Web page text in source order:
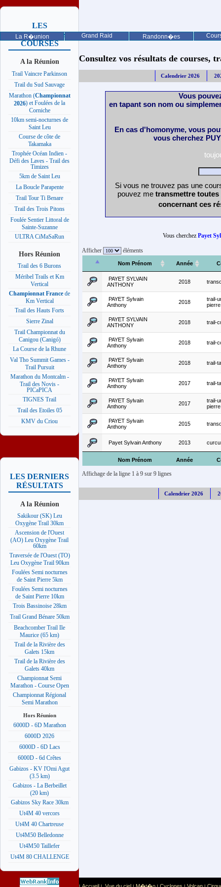
La R�union Grand Raid Randonn�es
LES
PROCHAINES
COURSES
A la Réunion
Trail Vaincre Parkinson
Trail du Sud Sauvage
Marathon (Championnat
2026) et Foulées de la
Corniche
10km semi-nocturnes de
Saint Leu
Course de côte de
Takamaka
Trophée Océan Indien -
Défi des Laves - Trail des
Timizes
5km de Saint Leu
La Boucle Parapente
Trail Tour Ti Benare
Trail des Trois Pitons
Foulée Sentier Littoral de
Sainte-Suzanne
ULTRA CiMaSaRun
Hors Réunion
Trail des 6 Burons
Méribel Trails et Km
Vertical
Championnat France de
Km Vertical
Trail des Hauts Forts
Sierre Zinal
Trail Championnat du
Canigou (Canigó)
La Course de la Rhune
Val Tho Summit Games -
Trail Pursuit
Marathon du Montcalm -
Trail des Novis -
PICaPICA
TIGNES Trail
Trail des Etoiles 05
KMV du Criou
LES DERNIERS
RÉSULTATS
A la Réunion
Sakikour (SK) Leu
Oxygène Trail 30km
Ascension de l'Ouest
(AO) Leu Oxygène Trail
60km
Traversée de l'Ouest (TO)
Leu Oxygène Trail 90km
Foulées Semi nocturnes
de Saint Pierre 5km
Foulées Semi nocturnes
de Saint Pierre 10km
Trois Bassinoise 28km
Trail Grand Bénare 50km
Beachcomber Trail Ile
Maurice (65 km)
Trail de la Rivière des
Galets 15km
Trail de la Rivière des
Galets 40km
Championnat Semi
Marathon - Course Open
Championnat Régional
Semi Marathon
Hors Réunion
6000D - 6D Marathon
6000D 2026
6000D - 6D Lacs
6000D - 6d Crêtes
Gabizos - KV l'Omi Agut
(3.5 km)
Gabizos - La Berbeillet
(20 km)
Gabizos Sky Race 30km
Ut4M 40 vercors
Ut4M 40 Chartreuse
Ut4M50 Belledonne
Ut4M50 Taillefer
Ut4M 80 CHALLENGE
Consultez vos résultats de courses,
Calendrier 2026
Vous
en tapant son nom ou
En cas d'homonyme, vous
vous cherchez
Si vous ne trouvez pas une
pouvez me transmettre
concernant ces
Vous cherchez Payet
Afficher éléments
Nom Prénom Année
Nom Prénom Année
PAYET SYLVAIN
ANTHONY
2018
PAYET Sylvain
Anthony
2018
trail-
pierre
PAYET SYLVAIN
ANTHONY
2018 trail-
PAYET Sylvain
Anthony
2018 trail-
PAYET Sylvain
Anthony
2018 trail-
PAYET Sylvain
Anthony
2017 trail-
PAYET Sylvain
Anthony
2017
trail-
pierre
PAYET Sylvain
Anthony
2015
Payet Sylvain Anthony 2013
Affichage de la ligne 1 à 9 sur 9 lignes
Calendrier 2026